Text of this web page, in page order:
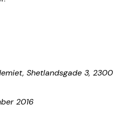
Shetlandsgade 3, 2300
2016